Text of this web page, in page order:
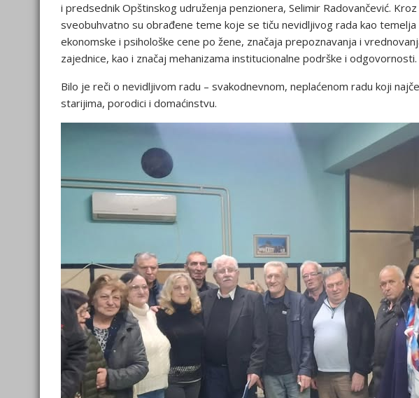
i predsednik Opštinskog udruženja penzionera, Selimir Radovančević.
sveobuhvatno su obrađene teme koje se tiču nevidljivog rada kao
ekonomske i psihološke cene po žene, značaja prepoznavanja i
zajednice, kao i značaj mehanizama institucionalne podrške i odgovornosti.
Bilo je reči o nevidljivom radu – svakodnevnom, neplaćenom radu koji
starijima, porodici i domaćinstvu.